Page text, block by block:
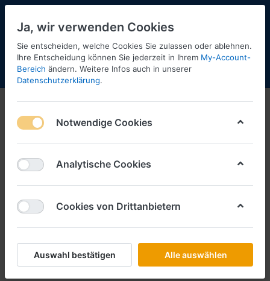
Menü Anmelden Shopaktualisierung
Ja, wir verwenden Cookies
Sie entscheiden, welche Cookies Sie zulassen oder ablehnen.
Ihre Entscheidung können Sie jederzeit in Ihrem My-Account-
Bereich ändern. Weitere Infos auch in unserer
Datenschutzerklärung.
Notwendige Cookies
Analytische Cookies
Cookies von Drittanbietern
Auswahl bestätigen Alle auswählen